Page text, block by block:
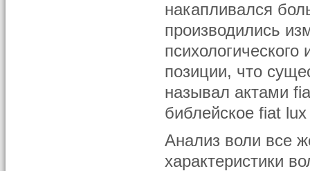
накапливался
производились
позиции, что
называл актами
библейское fiat
Анализ воли все
характеристики